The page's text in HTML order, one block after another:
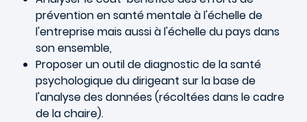
prévention en santé mentale à l'échelle de
l'entreprise mais aussi à l'échelle du pays dans
son ensemble,
Proposer un outil de diagnostic de la santé
psychologique du dirigeant sur la base de
l'analyse des données (récoltées dans le cadre
de la chaire).